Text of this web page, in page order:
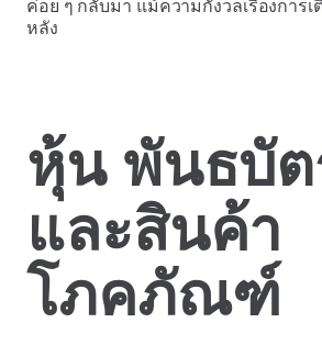
ค่อย ๆ กลับมา แม้ความกังวลเรื่องการเ
หลัง
หุ้น พันธบัต
และสินค้า
โภคภัณฑ์